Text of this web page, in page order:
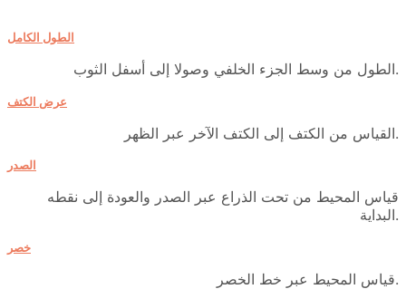
الطول الكامل
الطول من وسط الجزء الخلفي وصولا إلى أسفل الثوب.
عرض الكتف
القياس من الكتف إلى الكتف الآخر عبر الظهر.
الصدر
قياس المحيط من تحت الذراع عبر الصدر والعودة إلى نقطه
البداية.
خصر
قياس المحيط عبر خط الخصر.